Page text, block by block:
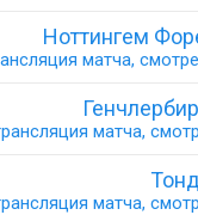
Ноттингем
матча,
матча,
матча,